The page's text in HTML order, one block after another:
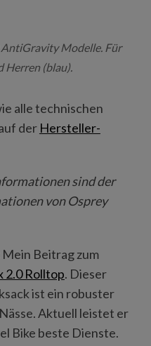
Modelle. Für
Herren (blau).
alle technischen
der Hersteller-
sind der
von Osprey
Mein Beitrag zum
2.0 Rolltop. Dieser
ist ein robuster
Aktuell leistet er
Bike beste Dienste.